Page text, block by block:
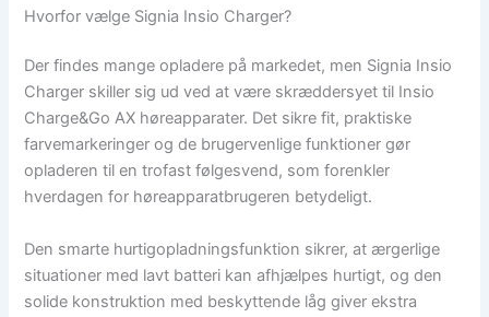
Hvorfor vælge Signia Insio Charger?
Der findes mange opladere på markedet, men Signia Insio
Charger skiller sig ud ved at være skræddersyet til Insio
Charge&Go AX høreapparater. Det sikre fit, praktiske
farvemarkeringer og de brugervenlige funktioner gør
opladeren til en trofast følgesvend, som forenkler
hverdagen for høreapparatbrugeren betydeligt.
Den smarte hurtigopladningsfunktion sikrer, at ærgerlige
situationer med lavt batteri kan afhjælpes hurtigt, og den
solide konstruktion med beskyttende låg giver ekstra